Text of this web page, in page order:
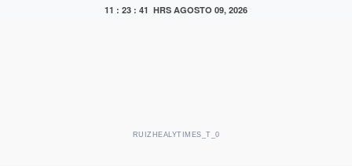
11 : 23 : 42 HRS AGOSTO 09, 2026
RUIZHEALYTIMES_T_0